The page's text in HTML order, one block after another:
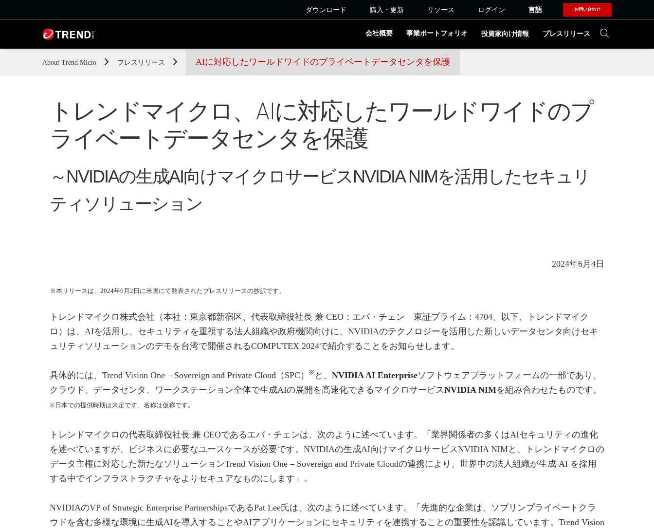
ダウンロード 購入・更新 リソース ログイン 言語 お問い合わせ
会社概要 事業ポートフォリオ 投資家向け情報 プレスリリース
About Trend Micro プレスリリース AIに対応したワールドワイドのプライベートデータセンタを保護
トレンドマイクロ、AIに対応したワールドワイドのプ
ライベートデータセンタを保護
～NVIDIAの生成AI向けマイクロサービスNVIDIA NIMを活用したセキュリ
ティソリューション
2024年6月4日
※本リリースは、2024年6月2日に米国にて発表されたプレスリリースの抄訳です。
トレンドマイクロ株式会社（本社：東京都新宿区、代表取締役社長 兼 CEO：エバ・チェン 東証プライム：4704、以下、トレンドマイク
ロ）は、AIを活用し、セキュリティを重視する法人組織や政府機関向けに、NVIDIAのテクノロジーを活用した新しいデータセンタ向けセキ
ュリティソリューションのデモを台湾で開催されるCOMPUTEX 2024で紹介することをお知らせします。
具体的には、Trend Vision One – Sovereign and Private Cloud（SPC） ※ と、 NVIDIA AI Enterpriseソフトウェアプラットフォームの一部であり、
クラウド、データセンタ、ワークステーション全体で生成AIの展開を高速化できるマイクロサービスNVIDIA NIMを組み合わせたものです。
※日本での提供時期は未定です。名称は仮称です。
トレンドマイクロの代表取締役社長 兼 CEOであるエバ・チェンは、次のように述べています。「業界関係者の多くはAIセキュリティの進化
を述べていますが、ビジネスに必要なユースケースが必要です。NVIDIAの生成AI向けマイクロサービスNVIDIA NIMと、トレンドマイクロの
データ主権に対応した新たなソリューションTrend Vision One – Sovereign and Private Cloudの連携により、世界中の法人組織が生成 AI を採用
する中でインフラストラクチャをよりセキュアなものにします」。
NVIDIAのVP of Strategic Enterprise PartnershipsであるPat Lee氏は、次のように述べています。「先進的な企業は、ソブリンプライベートクラ
ウドを含む多様な環境に生成AIを導入することやAIアプリケーションにセキュリティを連携することの重要性を認識しています。Trend Vision